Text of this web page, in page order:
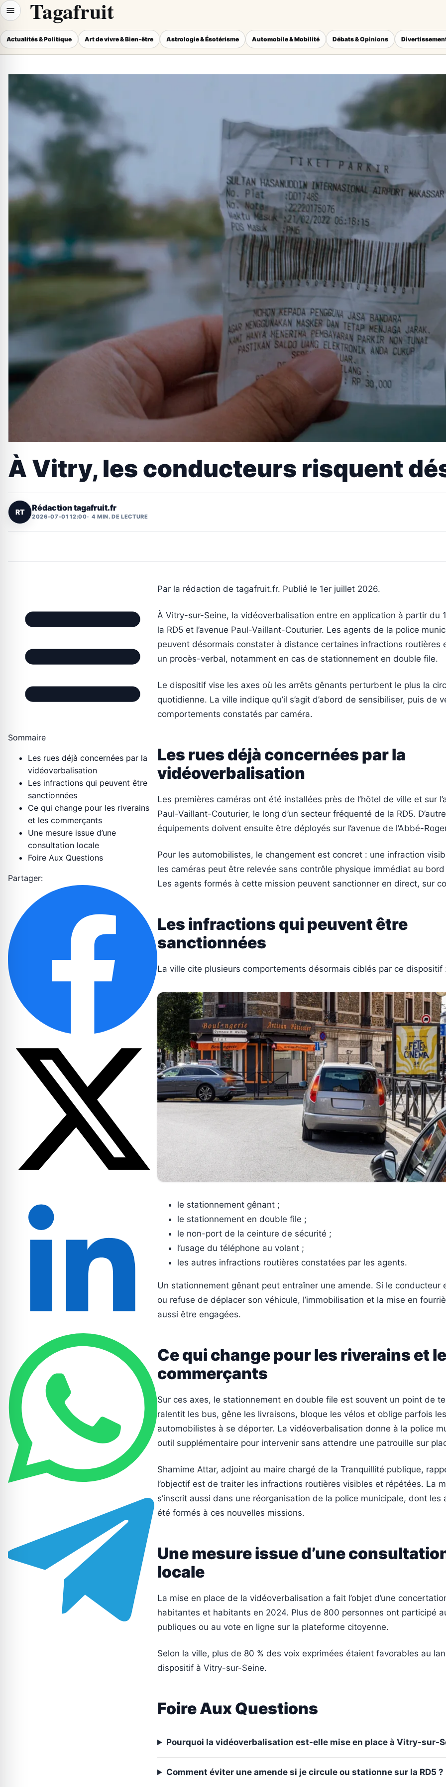
Tagafruit
Actualités & Politique Art de vivre & Bien-être Astrologie & Ésotérisme Automobile & Mobilité Débats & Opinions
À Vitry, les conducteurs risquent
RT Rédaction tagafruit.fr
2026-07-01 12:00 4 MIN. DE LECTURE
Sommaire
Les rues déjà concernées par la
vidéoverbalisation
Les infractions qui peuvent être
sanctionnées
Ce qui change pour les riverains
et les commerçants
Une mesure issue d’une
consultation locale
Foire Aux Questions
Partager:
Par la rédaction de tagafruit.fr. Publié le 1er juillet 2026.
À Vitry-sur-Seine, la vidéoverbalisation entre en application à partir du
la RD5 et l’avenue Paul-Vaillant-Couturier. Les agents de la police
peuvent désormais constater à distance certaines infractions routières
un procès-verbal, notamment en cas de stationnement en double file.
Le dispositif vise les axes où les arrêts gênants perturbent le plus la
quotidienne. La ville indique qu’il s’agit d’abord de sensibiliser, puis de
comportements constatés par caméra.
Les rues déjà concernées par la
vidéoverbalisation
Les premières caméras ont été installées près de l’hôtel de ville et sur
Paul-Vaillant-Couturier, le long d’un secteur fréquenté de la RD5.
équipements doivent ensuite être déployés sur l’avenue de l’Abbé-
Pour les automobilistes, le changement est concret : une infraction
les caméras peut être relevée sans contrôle physique immédiat au
Les agents formés à cette mission peuvent sanctionner en direct, sur
Les infractions qui peuvent être
sanctionnées
La ville cite plusieurs comportements désormais ciblés par ce dispositif
le stationnement gênant ;
le stationnement en double file ;
le non-port de la ceinture de sécurité ;
l’usage du téléphone au volant ;
les autres infractions routières constatées par les agents.
Un stationnement gênant peut entraîner une amende. Si le conducteur
ou refuse de déplacer son véhicule, l’immobilisation et la mise en
aussi être engagées.
Ce qui change pour les riverains et
commerçants
Sur ces axes, le stationnement en double file est souvent un point de
ralentit les bus, gêne les livraisons, bloque les vélos et oblige parfois les
automobilistes à se déporter. La vidéoverbalisation donne à la police
outil supplémentaire pour intervenir sans attendre une patrouille sur
Shamime Attar, adjoint au maire chargé de la Tranquillité publique,
l’objectif est de traiter les infractions routières visibles et répétées. La
s’inscrit aussi dans une réorganisation de la police municipale, dont les
été formés à ces nouvelles missions.
Une mesure issue d’une
locale
La mise en place de la vidéoverbalisation a fait l’objet d’une
habitantes et habitants en 2024. Plus de 800 personnes ont participé
publiques ou au vote en ligne sur la plateforme citoyenne.
Selon la ville, plus de 80 % des voix exprimées étaient favorables au
dispositif à Vitry-sur-Seine.
Foire Aux Questions
Pourquoi la vidéoverbalisation est-elle mise en place à Vitry-sur-
Comment éviter une amende si je circule ou stationne sur la RD5 ?